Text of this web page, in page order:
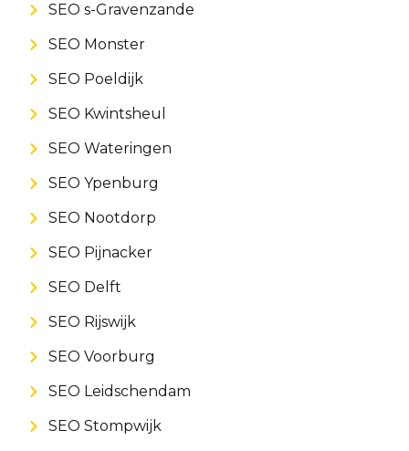
SEO s-Gravenzande
SEO Monster
SEO Poeldijk
SEO Kwintsheul
SEO Wateringen
SEO Ypenburg
SEO Nootdorp
SEO Pijnacker
SEO Delft
SEO Rijswijk
SEO Voorburg
SEO Leidschendam
SEO Stompwijk